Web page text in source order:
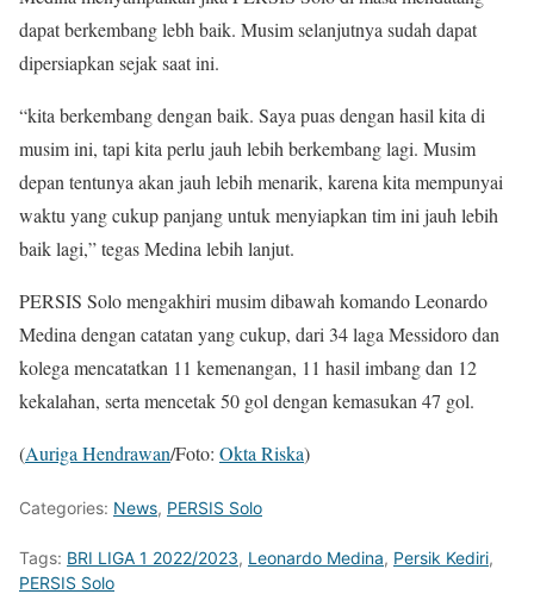
dapat berkembang lebh baik. Musim selanjutnya sudah dapat
dipersiapkan sejak saat ini.
“kita berkembang dengan baik. Saya puas dengan hasil kita di
musim ini, tapi kita perlu jauh lebih berkembang lagi. Musim
depan tentunya akan jauh lebih menarik, karena kita mempunyai
waktu yang cukup panjang untuk menyiapkan tim ini jauh lebih
baik lagi,” tegas Medina lebih lanjut.
PERSIS Solo mengakhiri musim dibawah komando Leonardo
Medina dengan catatan yang cukup, dari 34 laga Messidoro dan
kolega mencatatkan 11 kemenangan, 11 hasil imbang dan 12
kekalahan, serta mencetak 50 gol dengan kemasukan 47 gol.
(Auriga Hendrawan/Foto: Okta Riska)
Categories: News, PERSIS Solo
Tags: BRI LIGA 1 2022/2023, Leonardo Medina, Persik Kediri,
PERSIS Solo